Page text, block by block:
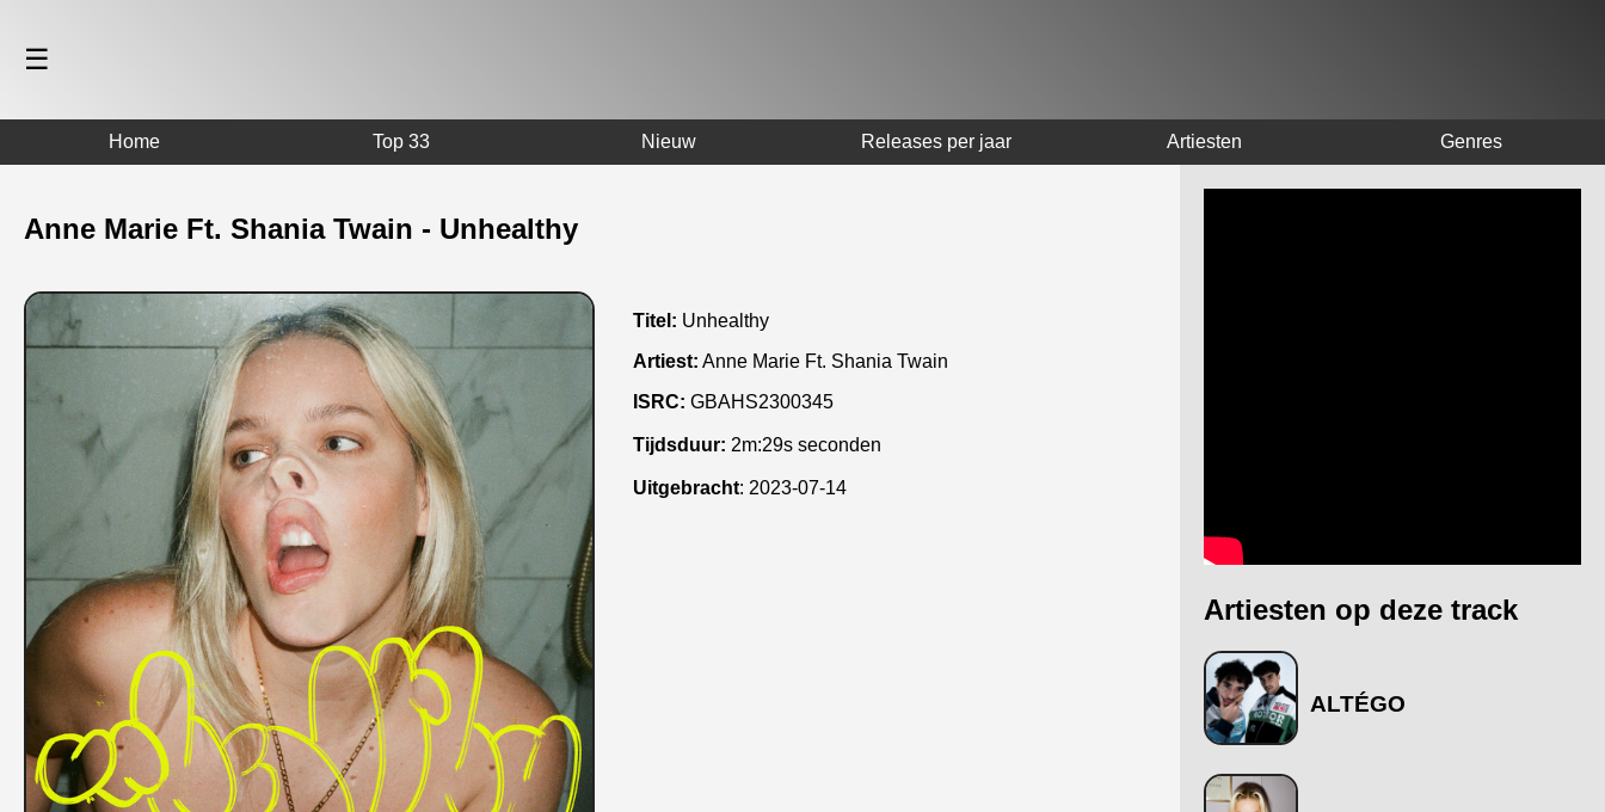
☰
Home Top 33 Nieuw Releases per jaar Artiesten Genres
Anne Marie Ft. Shania Twain - Unhealthy
Titel: Unhealthy
Artiest: Anne Marie Ft. Shania Twain
ISRC: GBAHS2300345
Tijdsduur: 2m:29s seconden
Uitgebracht: 2023-07-14
Artiesten op deze track
ALTÉGO